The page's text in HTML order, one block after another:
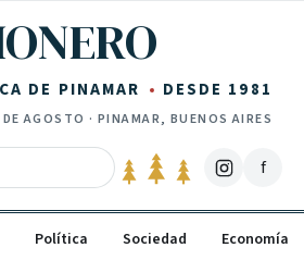
DE PINAMAR DESDE 1981
AGOSTO · PINAMAR, BUENOS AIRES
f
Política Sociedad Economía